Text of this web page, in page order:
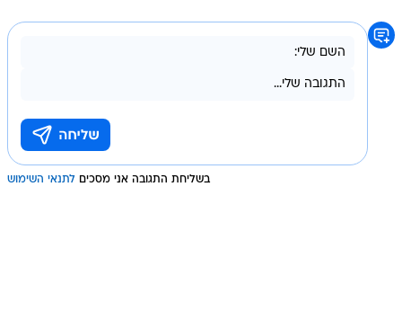
בשליחת התגובה אני מסכים לתנאי השימוש